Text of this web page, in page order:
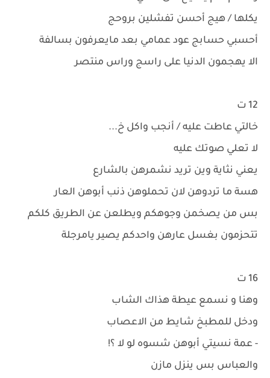
يكلها / هيج أحسن تفشلين بروحج
أحسبي حسابج عود عمامي بعد مايعرفون بسالفة
الا يهجمون الدنيا على راسج وراس منتصر
12 ت
خالتي عاطت عليه / أنجب واكل خ...
لا تعلي صوتك عليه
يعني نثاية وين تريد نشمرهن بالشارع
هسة ما تردوهن لان تحملوهن ذنب أبوهن العار
بس من يصخمن وجوهكم ويطلعن عن الطريق كلكم
تتحزمون بغسل عارهن واحدكم يصير يامرجلة
16 ت
وهنا و نسمع عيطة هذاك الشاب
ودخل للمطبخ شايط من الاعصاب
- عمة نسيتي أبوهن شسوه لو لا ؟!
والعباس بس ينزل مازن